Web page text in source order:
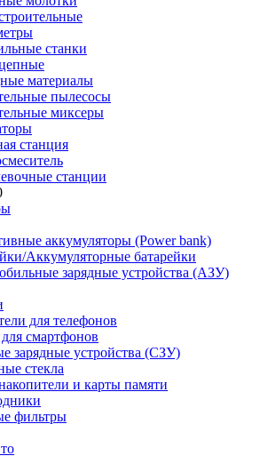
станки
материалы
пылесосы
миксеры
станция
станции
аккумуляторы (Power bank)
Аккумуляторные батарейки
зарядные устройства (АЗУ)
для телефонов
смартфонов
зарядные устройства (СЗУ)
стекла
и карты памяти
фильтры